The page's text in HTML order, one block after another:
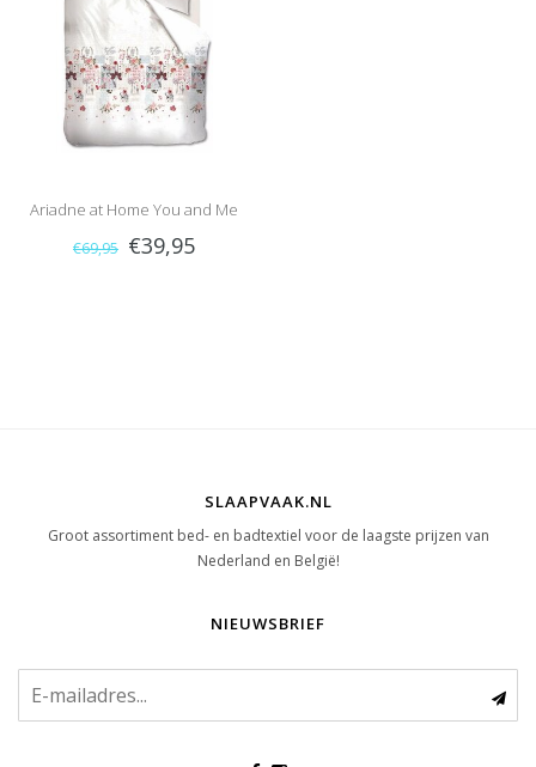
Ariadne at Home You and Me
€69,95 €39,95
SLAAPVAAK.NL
Groot assortiment bed- en badtextiel voor de laagste prijzen van
Nederland en België!
NIEUWSBRIEF